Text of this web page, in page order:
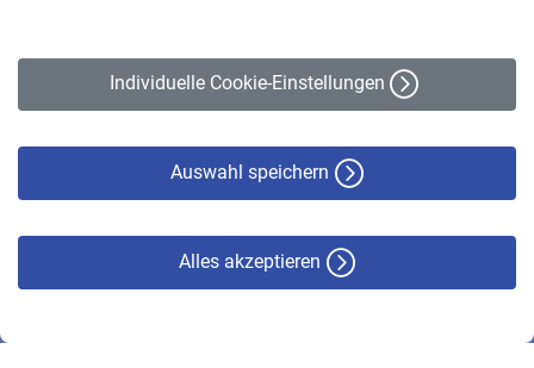
Individuelle Cookie-Einstellungen
Auswahl speichern
Alles akzeptieren
Erklärung zur Barrierefreiheit
© VBL 2026